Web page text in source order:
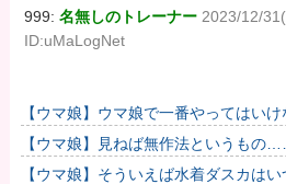
999:名無しのトレーナー 2023/12/
ID:uMaLogNet
【ウマ娘】ウマ娘で一番やってはい
も育成でもグッズでもなく、これ。
【ウマ娘】見ねば無作法というもの
エ…（殴
【ウマ娘】そういえば水着ダスカはい